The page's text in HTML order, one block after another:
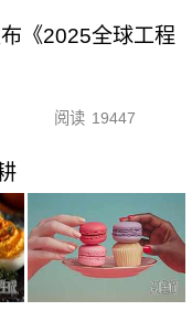
《2025全球工程
阅读 19447